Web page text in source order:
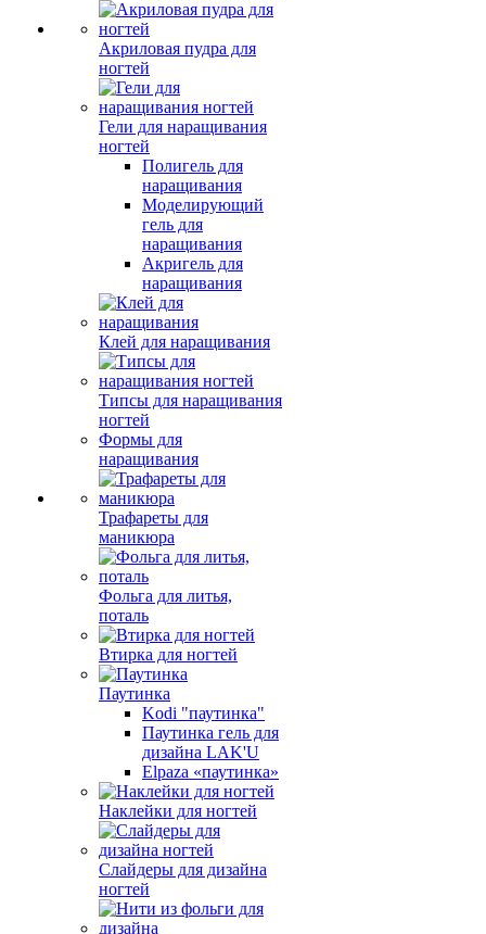
Акриловая пудра для
ногтей
Гели для наращивания
ногтей
Полигель для
наращивания
Моделирующий
гель для
наращивания
Акригель для
наращивания
Клей для наращивания
Типсы для наращивания
ногтей
Формы для
наращивания
Трафареты для
маникюра
Фольга для литья,
поталь
Втирка для ногтей
Паутинка
Kodi "паутинка"
Паутинка гель для
дизайна LAK'U
Elpaza «паутинка»
Наклейки для ногтей
Слайдеры для дизайна
ногтей